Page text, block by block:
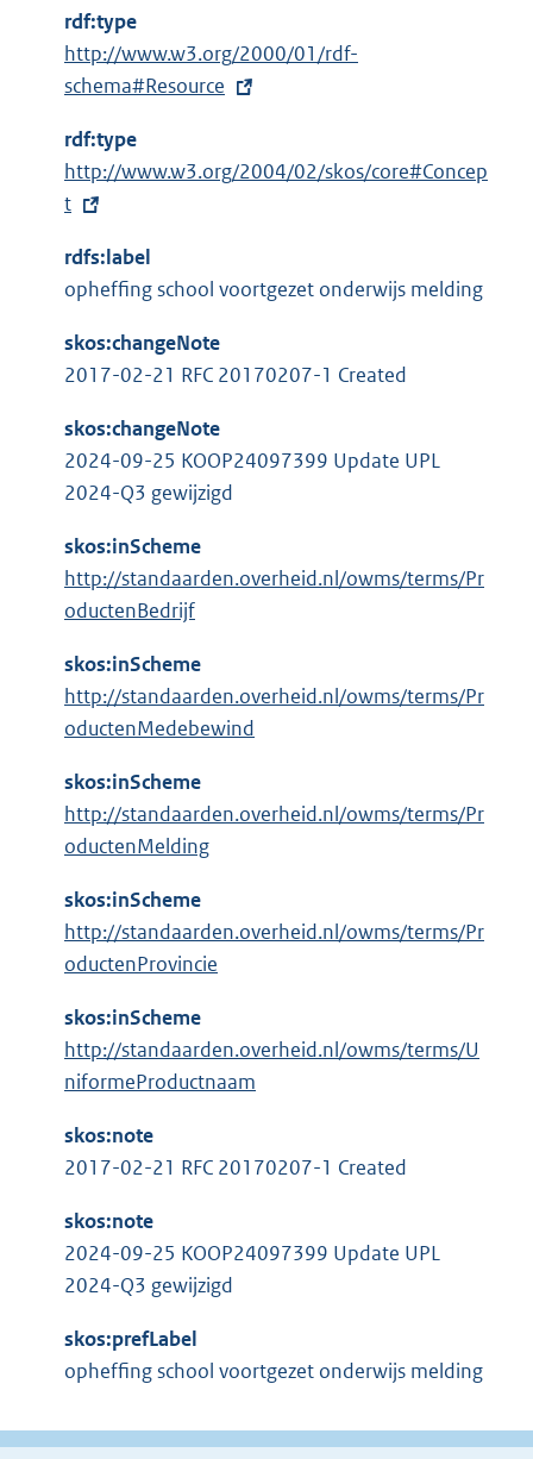
e
r
n
l
i
k
:
rdf:type
E
x
e
r
n
n
k
http://www.w3.org/2000/01/rdf-
schema#Resource
rdf:type
E
x
e
r
n
e
i
n
k
http://www.w3.org/2004/02/skos/core#Concep
t
rdfs:label
opheffing school voortgezet onderwijs melding
skos:changeNote
2017-02-21 RFC 20170207-1 Created
skos:changeNote
2024-09-25 KOOP24097399 Update UPL
2024-Q3 gewijzigd
skos:inScheme
http://standaarden.overheid.nl/owms/terms/Pr
oductenBedrijf
skos:inScheme
http://standaarden.overheid.nl/owms/terms/Pr
oductenMedebewind
skos:inScheme
http://standaarden.overheid.nl/owms/terms/Pr
oductenMelding
skos:inScheme
http://standaarden.overheid.nl/owms/terms/Pr
oductenProvincie
skos:inScheme
http://standaarden.overheid.nl/owms/terms/U
niformeProductnaam
skos:note
2017-02-21 RFC 20170207-1 Created
skos:note
2024-09-25 KOOP24097399 Update UPL
2024-Q3 gewijzigd
skos:prefLabel
opheffing school voortgezet onderwijs melding